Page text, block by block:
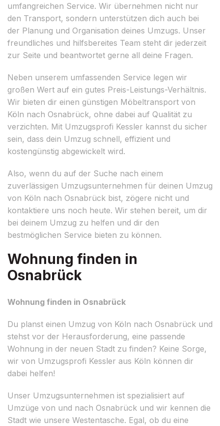
umfangreichen Service. Wir übernehmen nicht nur
den Transport, sondern unterstützen dich auch bei
der Planung und Organisation deines Umzugs. Unser
freundliches und hilfsbereites Team steht dir jederzeit
zur Seite und beantwortet gerne all deine Fragen.
Neben unserem umfassenden Service legen wir
großen Wert auf ein gutes Preis-Leistungs-Verhältnis.
Wir bieten dir einen günstigen Möbeltransport von
Köln nach Osnabrück, ohne dabei auf Qualität zu
verzichten. Mit Umzugsprofi Kessler kannst du sicher
sein, dass dein Umzug schnell, effizient und
kostengünstig abgewickelt wird.
Also, wenn du auf der Suche nach einem
zuverlässigen Umzugsunternehmen für deinen Umzug
von Köln nach Osnabrück bist, zögere nicht und
kontaktiere uns noch heute. Wir stehen bereit, um dir
bei deinem Umzug zu helfen und dir den
bestmöglichen Service bieten zu können.
Wohnung finden in
Osnabrück
Wohnung finden in Osnabrück
Du planst einen Umzug von Köln nach Osnabrück und
stehst vor der Herausforderung, eine passende
Wohnung in der neuen Stadt zu finden? Keine Sorge,
wir von Umzugsprofi Kessler aus Köln können dir
dabei helfen!
Unser Umzugsunternehmen ist spezialisiert auf
Umzüge von und nach Osnabrück und wir kennen die
Stadt wie unsere Westentasche. Egal, ob du eine